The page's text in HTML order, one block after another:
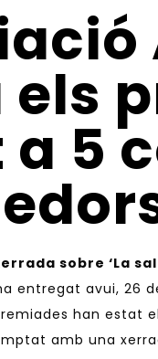
5
sobre ‘La
entregat avui, 26
han estat
amb una